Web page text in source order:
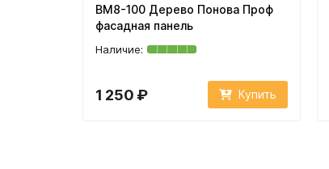
BM8-100 Дерево Понова Проф
фасадная панель
1 250 ₽ Купить